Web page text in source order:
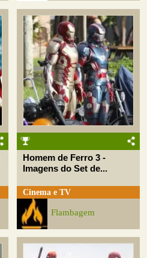
Homem de Ferro 3 -
Imagens do Set de...
Cinema e TV
Flambagem